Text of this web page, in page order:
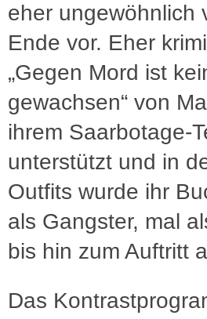
eher ungewöhnlich
Ende vor. Eher
„Gegen Mord ist
gewachsen“ von
ihrem Saarbotage-
unterstützt und in
Outfits wurde ihr
als Gangster, mal
bis hin zum Auftritt
Das